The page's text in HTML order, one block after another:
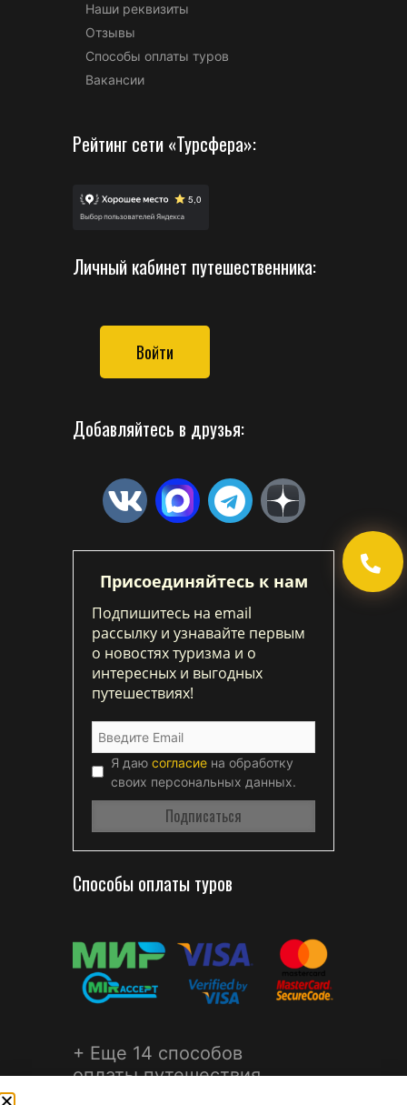
Наши реквизиты
Отзывы
Способы оплаты туров
Вакансии
Рейтинг сети «Турсфера»:
Личный кабинет путешественника:
Войти
Добавляйтесь в друзья:
Присоединяйтесь к нам
Подпишитесь на email
рассылку и узнавайте первым
о новостях туризма и о
интересных и выгодных
путешествиях!
Я даю согласие на обработку
своих персональных данных.
Способы оплаты туров
+ Еще 14 способов
оплаты путешествия